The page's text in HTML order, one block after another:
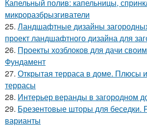
Капельный полив: капельницы,
микроразбрызгиватели
25. Ландшафтные дизайны
проект ландшафтного дизайна для
26. Проекты хозблоков для дачи
Фундамент
27. Открытая терраса в доме. Плюсы
террасы
28. Интерьер веранды в загородном
29. Брезентовые шторы для беседки.
варианты